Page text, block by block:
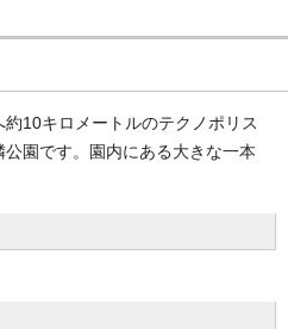
10キロメートルのテクノポリス
園です。園内にある大きな一本